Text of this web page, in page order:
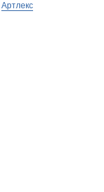
Артлекс